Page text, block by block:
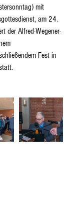
mit
am 24.
der Alfred-Wegener-
Fest in